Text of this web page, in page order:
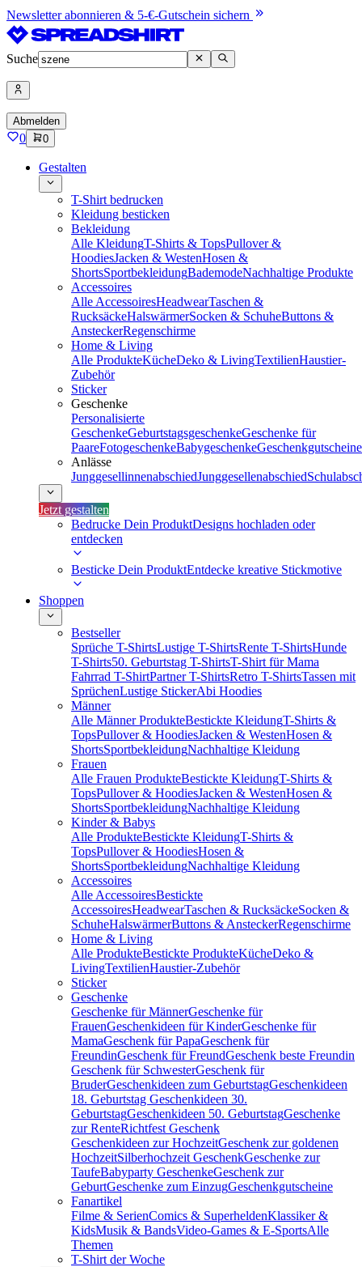
Newsletter abonnieren & 5-€-Gutschein sichern
Suche
Abmelden
0 0
Gestalten
T-Shirt bedrucken
Kleidung besticken
Bekleidung
Alle KleidungT-Shirts & TopsPullover &
HoodiesJacken & WestenHosen &
ShortsSportbekleidungBademodeNachhaltige Produkte
Accessoires
Alle AccessoiresHeadwearTaschen &
RucksäckeHalswärmerSocken & SchuheButtons &
AnsteckerRegenschirme
Home & Living
Alle ProdukteKücheDeko & LivingTextilienHaustier-
Zubehör
Sticker
Geschenke
Personalisierte
GeschenkeGeburtstagsgeschenkeGeschenke für
PaareFotogeschenkeBabygeschenkeGeschenkgutscheine
Anlässe
JunggesellinnenabschiedJunggesellenabschied
Jetzt gestalten
Bedrucke Dein ProduktDesigns hochladen oder
entdecken
Besticke Dein ProduktEntdecke kreative Stickmotive
Shoppen
Bestseller
Sprüche T-ShirtsLustige T-ShirtsRente T-ShirtsHunde
T-Shirts50. Geburtstag T-ShirtsT-Shirt für Mama
Fahrrad T-ShirtPartner T-ShirtsRetro T-ShirtsTassen mit
SprüchenLustige StickerAbi Hoodies
Männer
Alle Männer ProdukteBestickte KleidungT-Shirts &
TopsPullover & HoodiesJacken & WestenHosen &
ShortsSportbekleidungNachhaltige Kleidung
Frauen
Alle Frauen ProdukteBestickte KleidungT-Shirts &
TopsPullover & HoodiesJacken & WestenHosen &
ShortsSportbekleidungNachhaltige Kleidung
Kinder & Babys
Alle ProdukteBestickte KleidungT-Shirts &
TopsPullover & HoodiesHosen &
ShortsSportbekleidungNachhaltige Kleidung
Accessoires
Alle AccessoiresBestickte
AccessoiresHeadwearTaschen & RucksäckeSocken &
SchuheHalswärmerButtons & AnsteckerRegenschirme
Home & Living
Alle ProdukteBestickte ProdukteKücheDeko &
LivingTextilienHaustier-Zubehör
Sticker
Geschenke
Geschenke für MännerGeschenke für
FrauenGeschenkideen für KinderGeschenke für
MamaGeschenk für PapaGeschenk für
FreundinGeschenk für FreundGeschenk beste Freundin
Geschenk für SchwesterGeschenk für
BruderGeschenkideen zum GeburtstagGeschenkideen
18. Geburtstag Geschenkideen 30.
GeburtstagGeschenkideen 50. GeburtstagGeschenke
zur RenteRichtfest Geschenk
Geschenkideen zur HochzeitGeschenk zur goldenen
HochzeitSilberhochzeit GeschenkGeschenke zur
TaufeBabyparty GeschenkeGeschenk zur
GeburtGeschenke zum EinzugGeschenkgutscheine
Fanartikel
Filme & SerienComics & SuperheldenKlassiker &
KidsMusik & BandsVideo-Games & E-SportsAlle
Themen
T-Shirt der Woche